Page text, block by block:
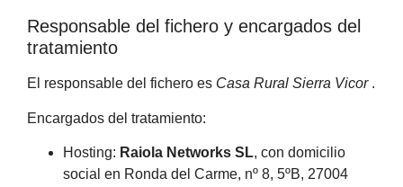
Responsable del fichero y encargados del
tratamiento
El responsable del fichero es Casa Rural Sierra Vicor.
Encargados del tratamiento:
Hosting: Raiola Networks SL, con domicilio
social en Ronda del Carme, nº 8, 5ºB, 27004